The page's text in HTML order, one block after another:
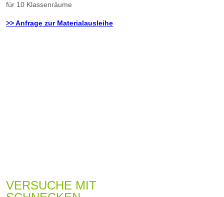
für 10 Klassenräume
>> Anfrage zur Materialausleihe
VERSUCHE MIT